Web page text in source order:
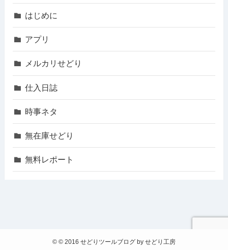
はじめに
アプリ
メルカリせどり
仕入日誌
時事ネタ
無在庫せどり
無料レポート
© © 2016 せどりツールブログ by せどり工房